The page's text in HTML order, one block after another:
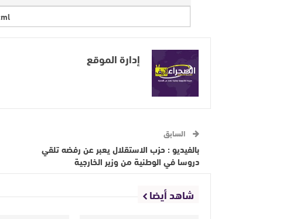
إدارة الموقع
السابق
بالفيديو : حزب الاستقلال يعبر عن رفضه تلقي
دروسا في الوطنية من وزير الخارجية
شاهد أيضا